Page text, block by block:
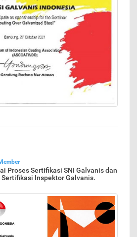
Proses Sertifikasi SNI Galvanis dan
Inspektor Galvanis.